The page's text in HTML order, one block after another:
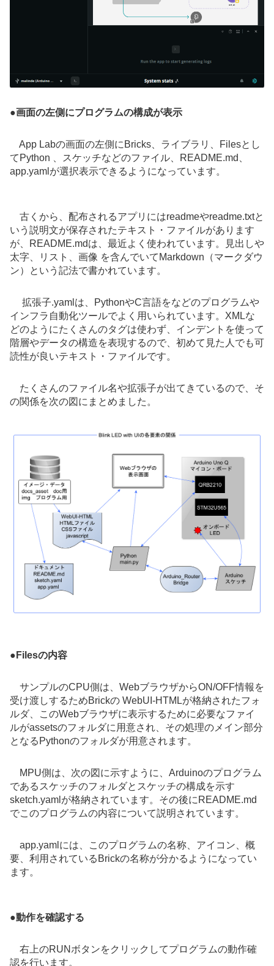
●画面の左側にプログラムの構成が表示
App Labの画面の左側にBricks、ライブラリ、Filesとし
てPython 、スケッチなどのファイル、README.md、
app.yamlが選択表示できるようになっています。
古くから、配布されるアプリにはreadmeやreadme.txtと
いう説明文が保存されたテキスト・ファイルがあります
が、README.mdは、最近よく使われています。見出しや
太字、リスト、画像 を含んでいてMarkdown（マークダウ
ン）という記法で書かれています。
拡張子.yamlは、PythonやC言語をなどのプログラムや
インフラ自動化ツールでよく用いられています。XMLな
どのようにたくさんのタグは使わず、インデントを使って
階層やデータの構造を表現するので、初めて見た人でも可
読性が良いテキスト・ファイルです。
たくさんのファイル名や拡張子が出てきているので、そ
の関係を次の図にまとめました。
● Filesの内容
サンプルのCPU側は、WebブラウザからON/OFF情報を
受け渡しするためBrickの WebUI-HTMLが格納されたフォ
ルダ、このWebブラウザに表示するために必要なファイ
ルがassetsのフォルダに用意され、その処理のメイン部分
となるPythonのフォルダが用意されます。
MPU側は、次の図に示すように、Arduinoのプログラム
であるスケッチのフォルダとスケッチの構成を示す
sketch.yamlが格納されています。その後にREADME.md
でこのプログラムの内容について説明されています。
app.yamlには、このプログラムの名称、アイコン、概
要、利用されているBrickの名称が分かるようになってい
ます。
●動作を確認する
右上のRUNボタンをクリックしてプログラムの動作確
認を行います。